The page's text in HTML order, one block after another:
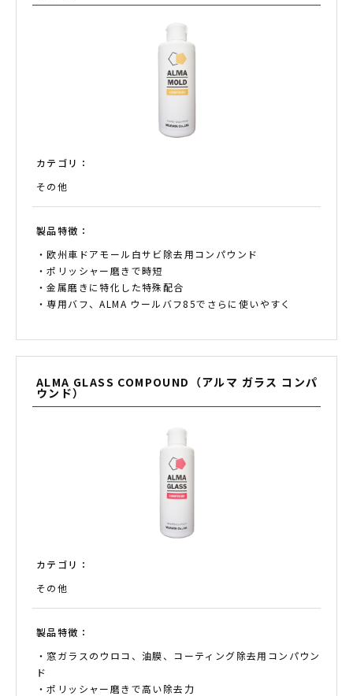
カテゴリ：
その他
製品特徴：
・欧州車ドアモール白サビ除去用コンパウンド
・ポリッシャー磨きで時短
・金属磨きに特化した特殊配合
・専用バフ、ALMA ウールバフ85でさらに使いやすく
ALMA GLASS COMPOUND（アルマ ガラス コンパ
ウンド）
カテゴリ：
その他
製品特徴：
・窓ガラスのウロコ、油膜、コーティング除去用コンパウン
ド
・ポリッシャー磨きで高い除去力